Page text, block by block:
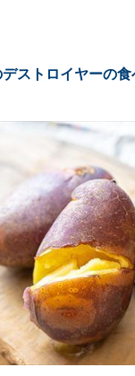
デストロイヤーの